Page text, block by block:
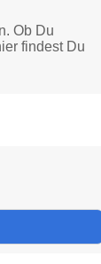
Ob Du
findest Du